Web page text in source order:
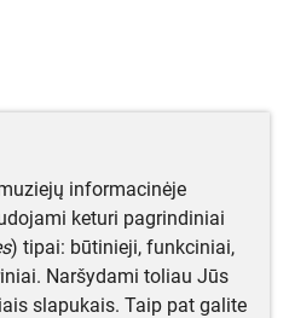
informacinėje
keturi pagrindiniai
) tipai: būtinieji, funkciniai,
Naršydami toliau Jūs
slapukais. Taip pat galite